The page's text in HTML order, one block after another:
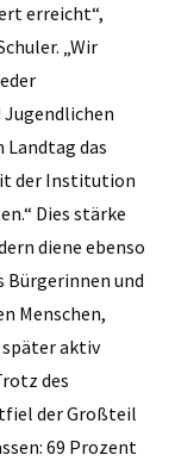
erreicht“,
„Wir
Jugendlichen
das
der Institution
Dies stärke
diene ebenso
Bürgerinnen und
Menschen,
später aktiv
des
der Großteil
69 Prozent